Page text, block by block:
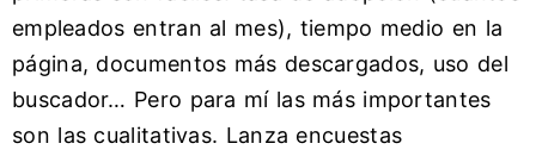
empleados entran al mes), tiempo medio en la
página, documentos más descargados, uso del
buscador… Pero para mí las más importantes
son las cualitativas. Lanza encuestas